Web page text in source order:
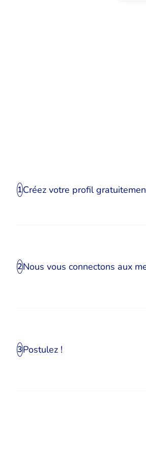
1Créez votre profil
2Nous vous connectons aux
3Postulez !